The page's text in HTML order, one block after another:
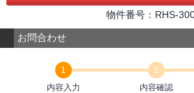
物件番号：RHS-
お問合わせ
1
内容入力
2
内容確認